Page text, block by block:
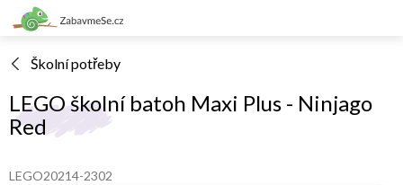
Přejít
na
Školní potřeby
LEGO školní batoh Maxi Plus - Ninjago
Red
LEGO20214-2302